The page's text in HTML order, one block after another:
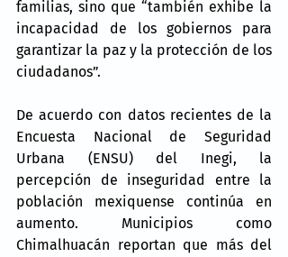
familias, sino que “también exhibe la
incapacidad de los gobiernos para
garantizar la paz y la protección de los
ciudadanos”.
De acuerdo con datos recientes de la
Encuesta Nacional de Seguridad
Urbana (ENSU) del Inegi, la
percepción de inseguridad entre la
población mexiquense continúa en
aumento. Municipios como
Chimalhuacán reportan que más del